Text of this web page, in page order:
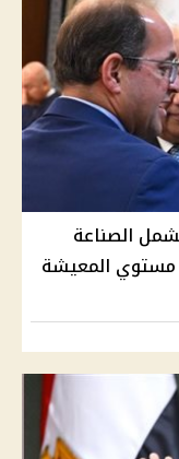
الصناعة
مستوي المعيشة